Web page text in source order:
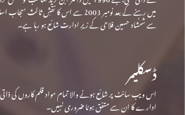
میں رہنے کے بعد نومبر 2003 سے اس کا نقشِ
سے شمشاد حسین فلاحی کے زیرِ ادارت شائع ہو رہا ہے۔
ڈسکلیمر
اس ویب سائٹ پر شائع ہونے والا تمام مواد قلم کاروں کی
ادارے کا ان سے متفق ہونا ضروری نہیں۔